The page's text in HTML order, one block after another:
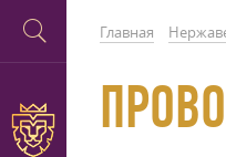
Главная